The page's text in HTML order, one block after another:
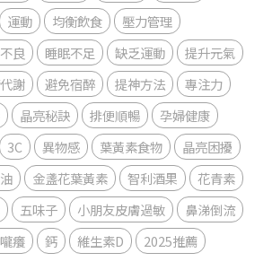
運動 均衡飲食
壓力管理
良 睡眠不足 缺乏運動
提升元氣
謝 避免宿醉 提神方法
專注力
晶亮秘訣 排便順暢
孕婦健康
3C 異物感 葉黃素食物
晶亮困擾
金盞花葉黃素 智利酒果
花青素
五味子 小朋友皮膚過敏
鼻涕倒流
癢 鈣 維生素D 2025推薦